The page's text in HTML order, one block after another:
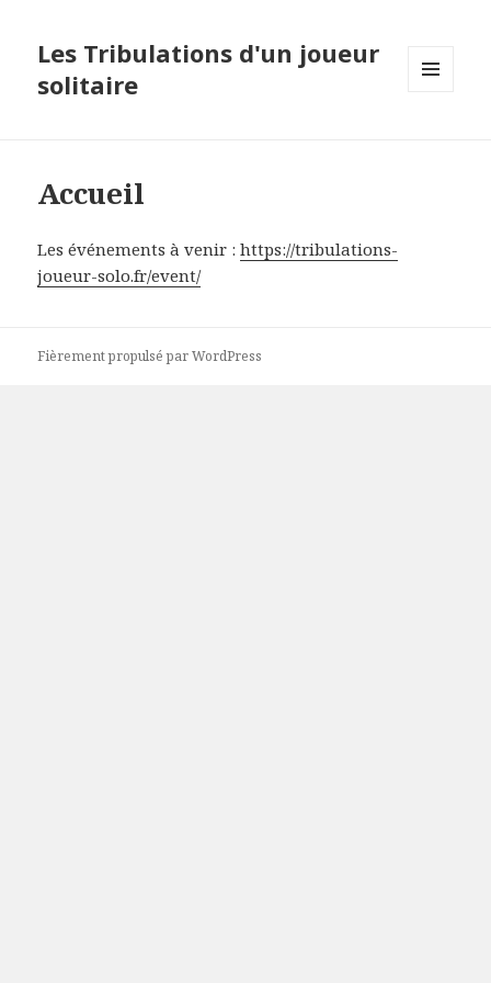
Les Tribulations d'un joueur
solitaire
Accueil
Les événements à venir :https://tribulations-
joueur-solo.fr/event/
Fièrement propulsé par WordPress